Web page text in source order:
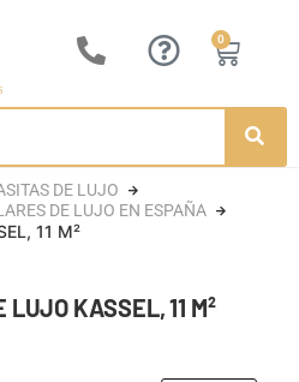
0
DE LUJO
DE LUJO EN ESPAÑA
11 M²
LUJO KASSEL, 11 M²